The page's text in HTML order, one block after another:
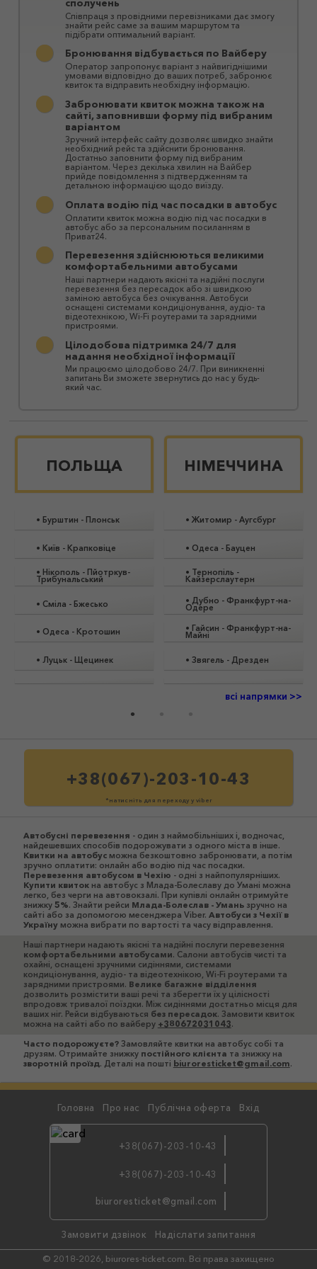
по viber
сполучень
Співпраця з провідними перевізниками дає змогу
знайти рейс саме за вашим маршрутом та
підібрати оптимальний варіант.
Бронювання відбувається по Вайберу
Оператор запропонує варіант з найвигіднішими
умовами відповідно до ваших потреб, забронює
квиток та відправить необхідну інформацію.
Забронювати квиток можна також на
сайті, заповнивши форму під вибраним
варіантом
Зручний інтерфейс сайту дозволяє швидко знайти
необхідний рейс та здійснити бронювання.
Достатньо заповнити форму під вибраним
варіантом. Через декілька хвилин на Вайбер
прийде повідомлення з підтвердженням та
детальною інформацією щодо виїзду.
Оплата водію під час посадки в автобус
Оплатити квиток можна водію під час посадки в
автобус або за персональним посиланням в
Приват24.
Перевезення здійснюються великими
комфортабельними автобусами
Наші партнери надають якісні та надійні послуги
перевезення без пересадок або зі швидкою
заміною автобуса без очікування. Автобуси
оснащені системами кондиціонування, аудіо- та
відеотехнікою, Wi-Fi роутерами та зарядними
пристроями.
Цілодобова підтримка 24/7 для
надання необхідної інформації
Ми працюємо цілодобово 24/7. При виникненні
запитань Ви зможете звернутись до нас у будь-
який час.
ПОЛЬЩА
• Бурштин - Плонськ
• Київ - Крапковіце
• Нікополь - Пйотркув-
Трибунальський
• Сміла - Бжесько
• Одеса - Кротошин
• Луцьк- Щецинек
НІМЕЧЧИНА
• Житомир - Аугсбург
• Одеса - Бауцен
• Тернопіль -
Кайзерслаутерн
• Дубно - Франкфурт-на-
Одере
• Гайсин - Франкфурт-на-
Майні
• Звягель - Дрезден
всі напрямки >>
+38(067)-203-10-43
*натисніть для переходу у viber
Автобусні перевезення - один з наймобільніших і, водночас,
найдешевших способів подорожувати з одного міста в інше.
Квитки на автобусможна безкоштовно забронювати, а потім
зручно оплатити: онлайн або водію під час посадки.
Перевезення автобусом в Чехію - одні з найпопулярніших.
Купити квитокна автобус з Млада-Болеславу до Умані можна
легко, без черги на автовокзалі. При купівлі онлайн отримуйте
знижку 5%. Знайти рейси Млада-Болеслав - Уманьзручно на
сайті або за допомогою месенджера Viber. Автобуси з Чехії в
Українуможна вибрати по вартості та часу відправлення.
Наші партнери надають якісні та надійні послуги перевезення
комфортабельними автобусами. Салони автобусів чисті та
охайні, оснащені зручними сидіннями, системами
кондиціонування, аудіо- та відеотехнікою, Wi-Fi роутерами та
зарядними пристроями. Велике багажне відділення
дозволить розмістити ваші речі та зберегти їх у цілісності
впродовж тривалої поїздки. Між сидіннями достатньо місця для
ваших ніг. Рейси відбуваються без пересадок. Замовити квиток
можна на сайті або по вайберу +380672031043.
Часто подорожуєте?Замовляйте квитки на автобус собі та
друзям. Отримайте знижку постійного клієнта та знижку на
зворотній проїзд. Деталі на пошті biuroresticket@gmail.com.
Головна Про нас Публічна оферта Вхід
+38(067)-203-10-43
+38(067)-203-10-43
biuroresticket@gmail.com
Замовити дзвінок Надіслати запитання
© 2018-2026, biurores-ticket.com. Всі права захищено